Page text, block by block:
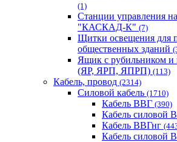
(1)
Станции управления
"КАСКАД-К" (7)
Щитки освещения для
общественных зданий
Ящик с рубильником и
(ЯР, ЯРП, ЯПРП) (113)
Кабель, провод (2314)
Силовой кабель (1710)
Кабель ВВГ (390)
Кабель силовой
Кабель ВВГнг
Кабель силовой